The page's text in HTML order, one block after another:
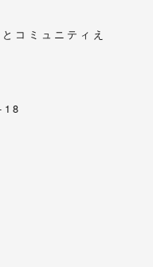
コミュニティえ
18